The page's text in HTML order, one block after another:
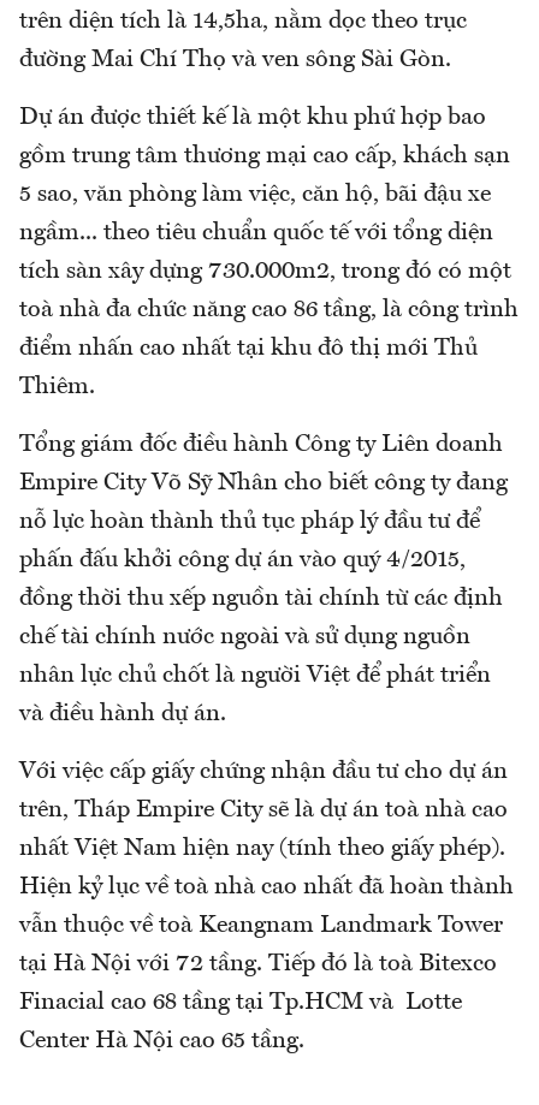
trên diện tích là 14,5ha, nằm dọc theo trục
đường Mai Chí Thọ và ven sông Sài Gòn.
Dự án được thiết kế là một khu phứ hợp bao
gồm trung tâm thương mại cao cấp, khách sạn
5 sao, văn phòng làm việc, căn hộ, bãi đậu xe
ngầm... theo tiêu chuẩn quốc tế với tổng diện
tích sàn xây dựng 730.000m2, trong đó có một
toà nhà đa chức năng cao 86 tầng, là công trình
điểm nhấn cao nhất tại khu đô thị mới Thủ
Thiêm.
Tổng giám đốc điều hành Công ty Liên doanh
Empire City Võ Sỹ Nhân cho biết công ty đang
nỗ lực hoàn thành thủ tục pháp lý đầu tư để
phấn đấu khởi công dự án vào quý 4/2015,
đồng thời thu xếp nguồn tài chính từ các định
chế tài chính nước ngoài và sử dụng nguồn
nhân lực chủ chốt là người Việt để phát triển
và điều hành dự án.
Với việc cấp giấy chứng nhận đầu tư cho dự án
trên, Tháp Empire City sẽ là dự án toà nhà cao
nhất Việt Nam hiện nay (tính theo giấy phép).
Hiện kỷ lục về toà nhà cao nhất đã hoàn thành
vẫn thuộc về toà Keangnam Landmark Tower
tại Hà Nội với 72 tầng. Tiếp đó là toà Bitexco
Finacial cao 68 tầng tại Tp.HCM và Lotte
Center Hà Nội cao 65 tầng.